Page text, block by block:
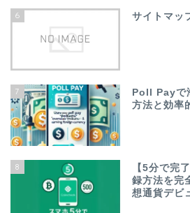
6 サイトマッ
7
Poll Payで
方法と効率
8
【5分で完
録方法を完
想通貨デビ